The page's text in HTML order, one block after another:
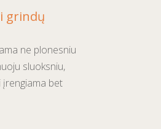
grindų
ne plonesniu
sluoksniu,
įrengiama bet